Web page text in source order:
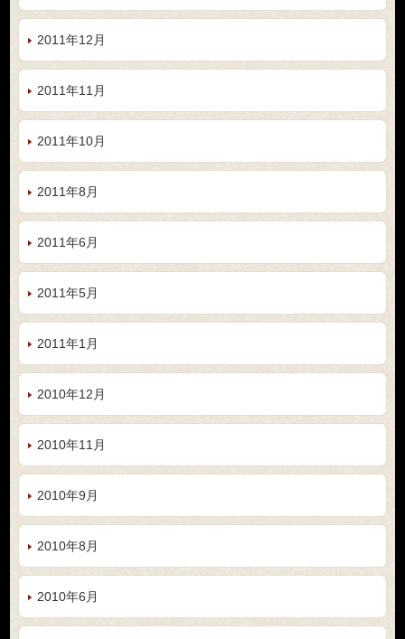
2011年12月
2011年11月
2011年10月
2011年8月
2011年6月
2011年5月
2011年1月
2010年12月
2010年11月
2010年9月
2010年8月
2010年6月